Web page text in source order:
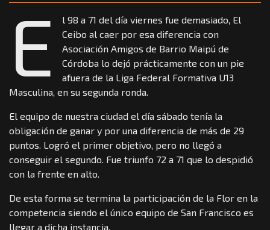
E
l 98 a 71 del día viernes fue demasiado, El
Ceibo al caer por esa diferencia con
Asociación Amigos de Barrio Maipú de
Córdoba lo dejó prácticamente con un pie
afuera de la Liga Federal Formativa U13
Masculina, en su segunda ronda.
El equipo de nuestra ciudad el día sábado tenía la
obligación de ganar y por una diferencia de más de 29
puntos. Logró el primer objetivo, pero no llegó a
conseguir el segundo. Fue triunfo 72 a 71 que lo despidió
con la frente en alto.
De esta forma se termina la participación de la Flor en la
competencia siendo el único equipo de San Francisco es
llegar a dicha instancia.